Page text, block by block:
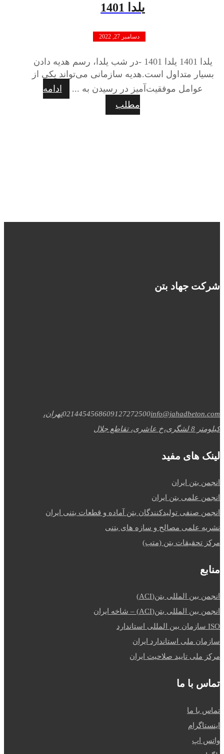
یلدا 1401
دسامبر 27, 2022
یلدا 1401 یلدا 1401 -در شب یلدا، رسم هدیه دادن
بسیار متداول است.هدیه سازمانی می‌تواند یکی از
عوامل موفقیت‌آمیز در رسیدن به ...
ادامه
مطلب
شرکت جهاد بتن
0214454568609127272500info@jahadbeton.com
تهران،
کیلومتر 8 لشگری،خ عاشری، تقاطع جلال
لینک های مفید
انجمن بتن ایران
انجمن علمی بتن ایران
انجمن صنفی تولیدکنندگان بتن آماده و قطعات بتنی ایران
نشریه علمی مصالح و سازه های بتنی
مرکز تحقیقات بتن (متب)
منابع
انجمن بین المللی بتن(ACI)
انجمن بین المللی بتن(ACI) – شاخه ایران
ISO سازمان بین المللی استاندارد
سازمان ملی استاندارد ایران
مرکز ملی تایید صلاحیت ایران
تماس با ما
تماس با ما
اینستاگرام
واتس اپ